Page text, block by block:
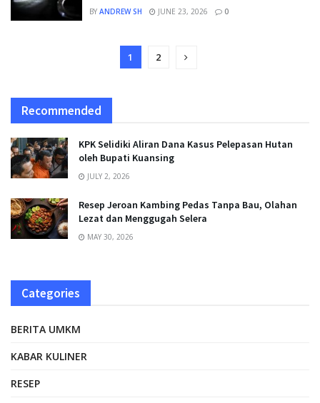
BY ANDREW SH JUNE 23, 2026 0
1 2
Recommended
KPK Selidiki Aliran Dana Kasus Pelepasan Hutan
oleh Bupati Kuansing
JULY 2, 2026
Resep Jeroan Kambing Pedas Tanpa Bau, Olahan
Lezat dan Menggugah Selera
MAY 30, 2026
Categories
BERITA UMKM
KABAR KULINER
RESEP